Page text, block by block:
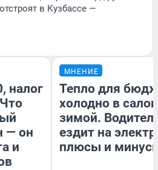
в Кузбассе —
налог
— он
и
МНЕНИЕ
Тепло для
холодно в
зимой.
ездит на
плюсы и